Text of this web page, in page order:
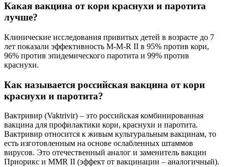
Какая вакцина от кори краснухи и паротита
лучше?
Клинические исследования привитых детей в возрасте до 7
лет показали эффективность M-M-R II в 95% против кори,
96% против эпидемического паротита и 99% против
краснухи.
Как называется российская вакцина от кори
краснухи и паротита?
Вактривир (Vaktrivir) – это российская комбинированная
вакцина для профилактики кори, краснухи и паротита.
Вактривир относится к живым культуральным вакцинам, то
есть изготовленным на основе ослабленных штаммов
вирусов. Это отечественный аналог и заменитель вакцин
Приорикс и MMR II (эффект от вакцинации – аналогичный).